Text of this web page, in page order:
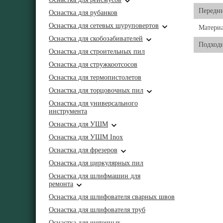
Оснастка для рубанков
Оснастка для сетевых шуруповертов
Оснастка для скобозабивателей
Оснастка для строительных пил
Оснастка для стружкоотсосов
Оснастка для термопистолетов
Оснастка для торцовочных пил
Оснастка для универсального
инструмента
Оснастка для УШМ
Оснастка для УШМ Inox
Оснастка для фрезеров
Оснастка для циркулярных пил
Оснастка для шлифмашин для
ремонта
Оснастка для шлифователя сварных швов
Оснастка для шлифователя труб